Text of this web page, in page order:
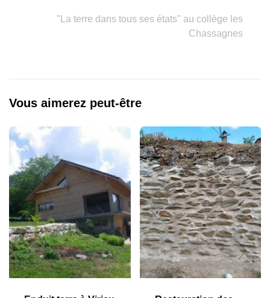
"La terre dans tous ses états" au collège les
Chassagnes
Vous aimerez peut-être